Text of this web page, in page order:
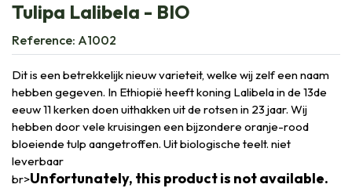
Tulipa Lalibela - BIO
Reference: A1002
Dit is een betrekkelijk nieuw varieteit, welke wij zelf een naam
hebben gegeven. In Ethiopië heeft koning Lalibela in de 13de
eeuw 11 kerken doen uithakken uit de rotsen in 23 jaar. Wij
hebben door vele kruisingen een bijzondere oranje-rood
bloeiende tulp aangetroffen. Uit biologische teelt. niet
leverbaar
br>Unfortunately, this product is not available.